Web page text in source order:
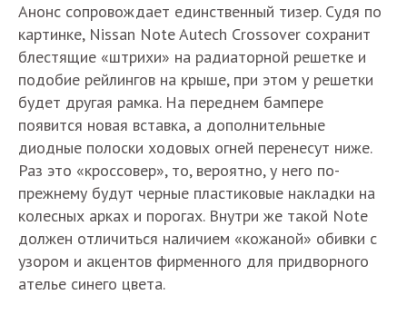
Анонс сопровождает единственный тизер. Судя по
картинке, Nissan Note Autech Crossover сохранит
блестящие «штрихи» на радиаторной решетке и
подобие рейлингов на крыше, при этом у решетки
будет другая рамка. На переднем бампере
появится новая вставка, а дополнительные
диодные полоски ходовых огней перенесут ниже.
Раз это «кроссовер», то, вероятно, у него по-
прежнему будут черные пластиковые накладки на
колесных арках и порогах. Внутри же такой Note
должен отличиться наличием «кожаной» обивки с
узором и акцентов фирменного для придворного
ателье синего цвета.